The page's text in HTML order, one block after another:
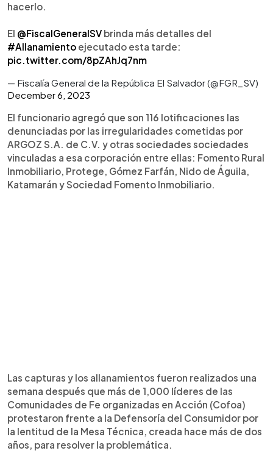
hacerlo.
El @FiscalGeneralSV brinda más detalles del
#Allanamiento ejecutado esta tarde:
pic.twitter.com/8pZAhJq7nm
— Fiscalía General de la República El Salvador (@FGR_SV)
December 6, 2023
El funcionario agregó que son 116 lotificaciones las
denunciadas por las irregularidades cometidas por
ARGOZ S.A. de C.V. y otras sociedades sociedades
vinculadas a esa corporación entre ellas: Fomento Rural
Inmobiliario, Protege, Gómez Farfán, Nido de Águila,
Katamarán y Sociedad Fomento Inmobiliario.
Las capturas y los allanamientos fueron realizados una
semana después que más de 1,000 líderes de las
Comunidades de Fe organizadas en Acción (Cofoa)
protestaron frente a la Defensoría del Consumidor por
la lentitud de la Mesa Técnica, creada hace más de dos
años, para resolver la problemática.